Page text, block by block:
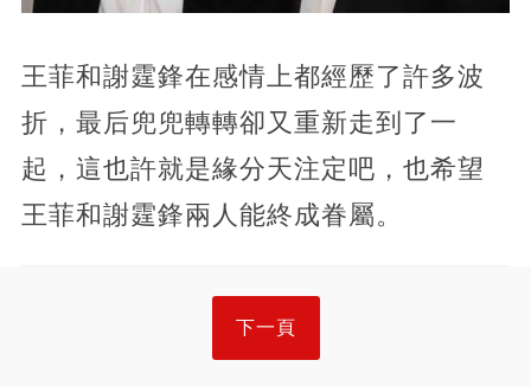
王菲和謝霆鋒在感情上都經歷了許多波
折，最后兜兜轉轉卻又重新走到了一
起，這也許就是緣分天注定吧，也希望
王菲和謝霆鋒兩人能終成眷屬。
下一頁